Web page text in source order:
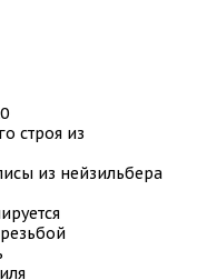
строя из
из нейзильбера